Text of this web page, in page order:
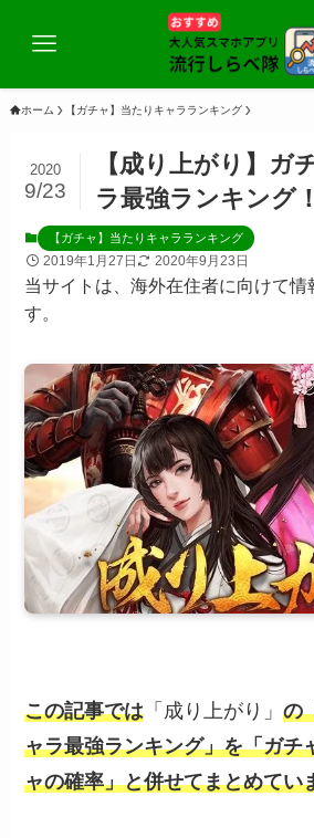
ホーム 【ガチャ】当たりキャラランキング
【成り上がり】ガ
ラ最強ランキング
2020
9/23
【ガチャ】当たりキャラランキング
2019年1月27日 2020年9月23日
当サイトは、海外在住者に向けて情
す。
この記事では 「成り上がり」の
ャラ最強ランキング」を「ガチ
ャの確率」と併せてまとめてい